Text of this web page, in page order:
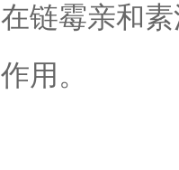
在链霉亲和
作用。